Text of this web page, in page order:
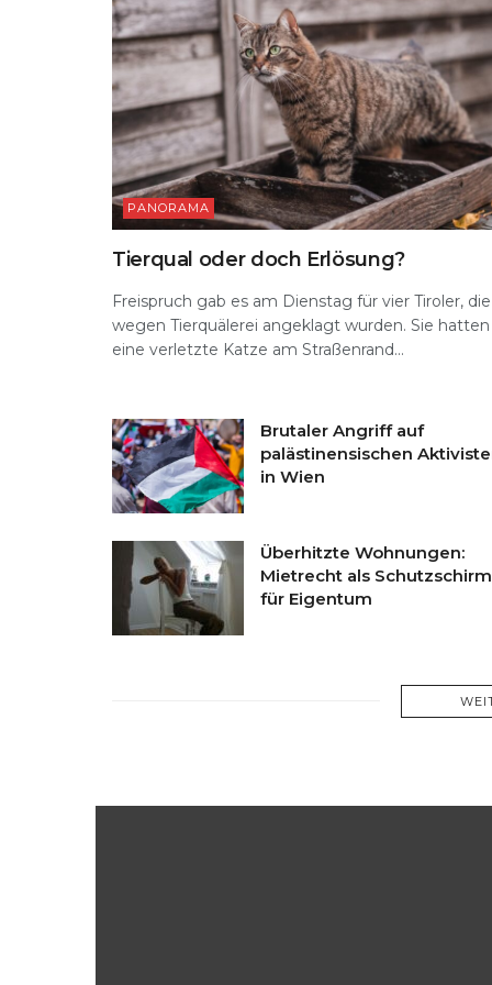
PANORAMA
Tierqual oder doch Erlösung?
Freispruch gab es am Dienstag für vier Tiroler, die
wegen Tierquälerei angeklagt wurden. Sie hatten
eine verletzte Katze am Straßenrand...
Brutaler Angriff auf
palästinensischen
in Wien
Überhitzte Wohnungen:
Mietrecht als Schutzschirm
für Eigentum